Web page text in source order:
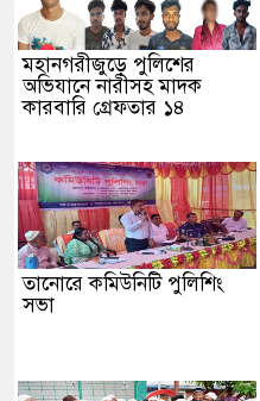
মহানগরীজুড়ে পুলিশের
অভিযানে নারীসহ মাদক
কারবারি গ্রেফতার ১৪
তানোরে কমিউনিটি পুলিশিং
সভা